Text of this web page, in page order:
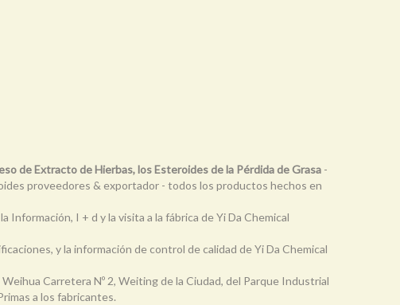
de Extracto de Hierbas, los Esteroides de la Pérdida de Grasa -
proveedores & exportador - todos los productos hechos en
Información, I + d y la visita a la fábrica de Yi Da Chemical
y la información de control de calidad de Yi Da Chemical
Carretera Nº 2, Weiting de la Ciudad, del Parque Industrial
a los fabricantes.